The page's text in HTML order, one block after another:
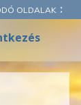
OLDALAK